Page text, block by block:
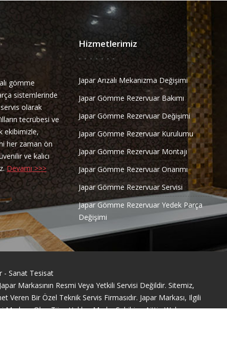
gömme
sistemlerinde
olarak
tecrübesi ve
ekibimizle,
her zaman ön
ve kalıcı
Devamı >>>
Hizmetlerimiz
Japar Arızalı Mekanizma Değişimi
Japar Gömme Rezervuar Bakımı
Japar Gömme Rezervuar Değişimi
Japar Gömme Rezervuar Kurulumu
Japar Gömme Rezervuar Montajı
Japar Gömme Rezervuar Onarımı
Japar Gömme Rezervuar Servisi
Japar Gömme Rezervuar Yedek Parça
Değişimi
- Sanat Tesisat
Markasının Resmi Veya Yetkili Servisi Değildir. Sitemiz,
Veren Bir Özel Teknik Servis Firmasıdır. Japar Markası, Ilgili
Markası Olup Tüm Hakları Marka Sahibine Aittir. Web